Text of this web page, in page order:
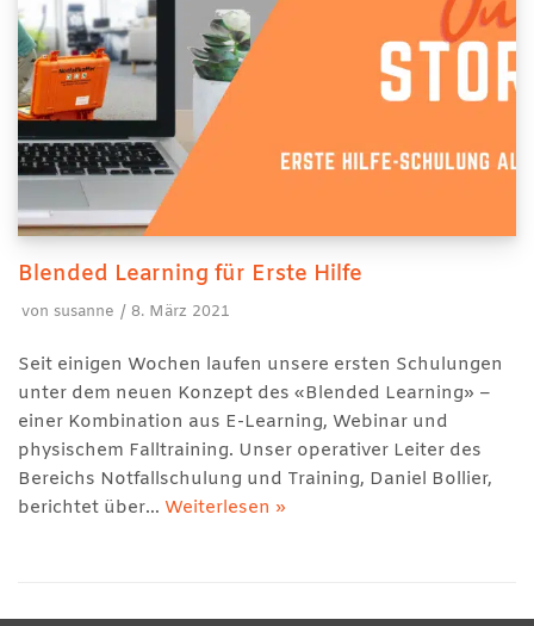
Blended Learning für Erste Hilfe
von susanne 8. März 2021
Seit einigen Wochen laufen unsere ersten Schulungen
unter dem neuen Konzept des «Blended Learning» –
einer Kombination aus E-Learning, Webinar und
physischem Falltraining. Unser operativer Leiter des
Bereichs Notfallschulung und Training, Daniel Bollier,
berichtet über… Weiterlesen »